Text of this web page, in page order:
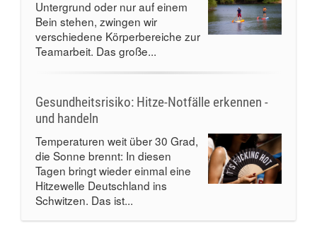
Untergrund oder nur auf einem
Bein stehen, zwingen wir
verschiedene Körperbereiche zur
Teamarbeit. Das große...
Gesundheitsrisiko: Hitze-Notfälle erkennen -
und handeln
Temperaturen weit über 30 Grad,
die Sonne brennt: In diesen
Tagen bringt wieder einmal eine
Hitzewelle Deutschland ins
Schwitzen. Das ist...